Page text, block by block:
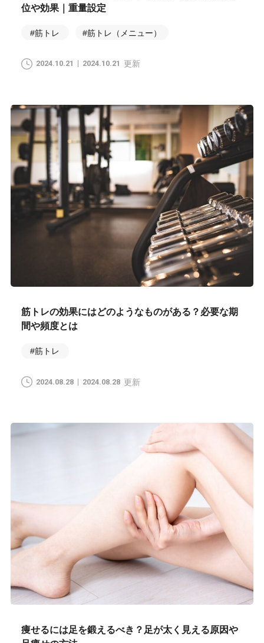
位や効果｜重量設定
#筋トレ #筋トレ（メニュー）
2024.10.21 2024.10.21 更新
筋トレの効果にはどのようなものがある？必要な期
間や頻度とは
#筋トレ
2024.08.28 2024.08.28 更新
痩せるには足を鍛えるべき？足が太く見える原因や